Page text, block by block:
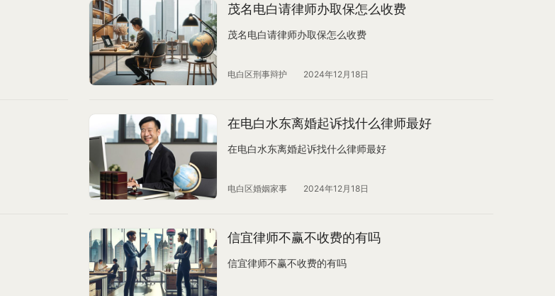
茂名电白请律师办取保怎么收费
茂名电白请律师办取保怎么收费
电白区刑事辩护 2024年12月18日
在电白水东离婚起诉找什么律师最好
在电白水东离婚起诉找什么律师最好
电白区婚姻家事 2024年12月18日
信宜律师不赢不收费的有吗
信宜律师不赢不收费的有吗